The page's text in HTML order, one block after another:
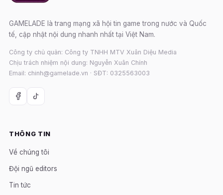
GAMELADE là trang mạng xã hội tin game trong nước và Quốc
tế, cập nhật nội dung nhanh nhất tại Việt Nam.
Công ty chủ quản: Công ty TNHH MTV Xuân Diệu Media
Chịu trách nhiệm nội dung: Nguyễn Xuân Chính
Email: chinh@gamelade.vn · SĐT: 0325563003
THÔNG TIN
Về chúng tôi
Đội ngũ editors
Tin tức